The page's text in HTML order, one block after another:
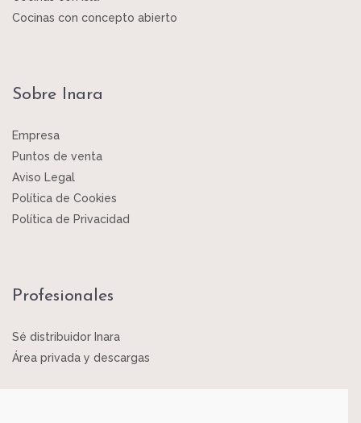
Cocinas con concepto abierto
Sobre Inara
Empresa
Puntos de venta
Aviso Legal
Política de Cookies
Política de Privacidad
Profesionales
Sé distribuidor Inara
Área privada y descargas